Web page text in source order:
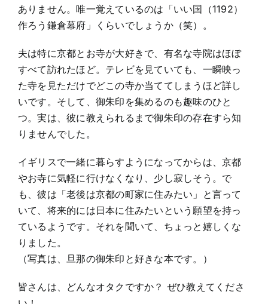
ありません。唯一覚えているのは「いい国（1192）
作ろう鎌倉幕府」くらいでしょうか（笑）。
夫は特に京都とお寺が大好きで、有名な寺院はほぼ
すべて訪れたほど。テレビを見ていても、一瞬映っ
た寺を見ただけでどこの寺か当ててしまうほど詳し
いです。そして、御朱印を集めるのも趣味のひと
つ。実は、彼に教えられるまで御朱印の存在すら知
りませんでした。
イギリスで一緒に暮らすようになってからは、京都
やお寺に気軽に行けなくなり、少し寂しそう。で
も、彼は「老後は京都の町家に住みたい」と言って
いて、将来的には日本に住みたいという願望を持っ
ているようです。それを聞いて、ちょっと嬉しくな
りました。
（写真は、旦那の御朱印と好きな本です。）
皆さんは、どんなオタクですか？ ぜひ教えてくださ